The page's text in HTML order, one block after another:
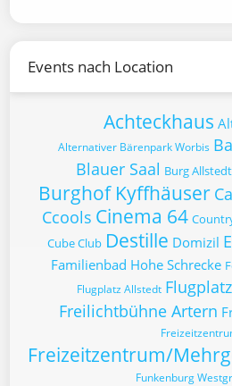
Events nach Location
Achteckhaus
Alternativer Bärenpark Worbis
Blauer Saal Burg Allstedt
Burghof Kyffhäuser
Ccools Cinema 64
Cube Club Destille Domizil
Familienbad Hohe Schrecke
Flugplatz Allstedt
Freilichtbühne Artern
Freizeitzentrum/
Funkenburg